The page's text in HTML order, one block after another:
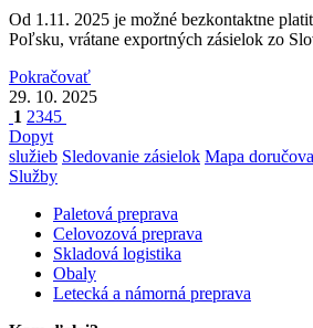
Od 1.11. 2025 je možné bezkontaktne
Poľsku, vrátane exportných zásielok zo
Pokračovať
29. 10. 2025
1 2345
Dopyt
služieb Sledovanie zásielok Mapa
Služby
Paletová preprava
Celovozová preprava
Skladová logistika
Obaly
Letecká a námorná preprava